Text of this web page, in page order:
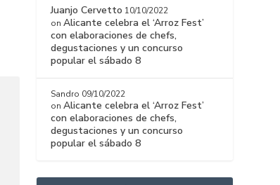
Juanjo Cervetto 10/10/2022
onAlicante celebra el ‘Arroz Fest’
con elaboraciones de chefs,
degustaciones y un concurso
popular el sábado 8
Sandro 09/10/2022
onAlicante celebra el ‘Arroz Fest’
con elaboraciones de chefs,
degustaciones y un concurso
popular el sábado 8